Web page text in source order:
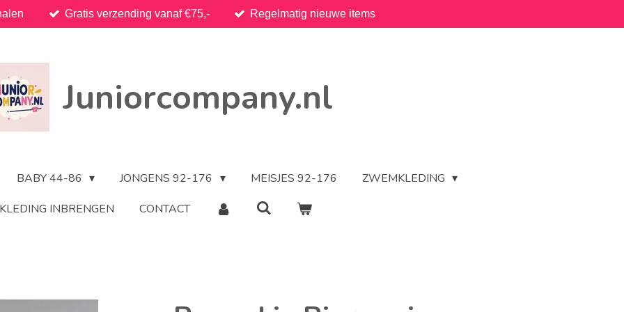
Gratis verzending vanaf €75,- Regelmatig nieuwe items
Juniorcompany.nl
BABY 44-86 JONGENS 92-176 MEISJES 92-176
ZWEMKLEDING
KLEDING INBRENGEN
CONTACT